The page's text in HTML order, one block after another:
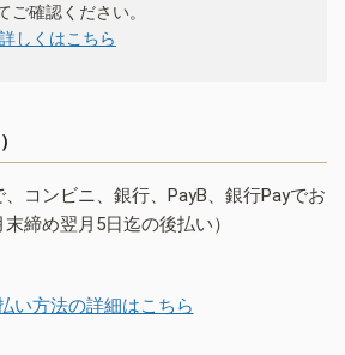
ご確認ください。
しくはこちら
コンビニ、銀行、PayB、銀行Payでお
締め翌月5日迄の後払い）
い方法の詳細はこちら